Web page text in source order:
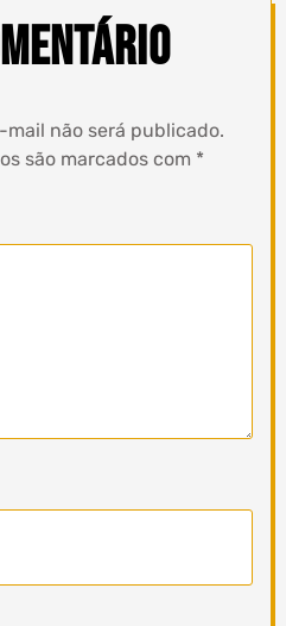
mail não será publicado.
são marcados com *